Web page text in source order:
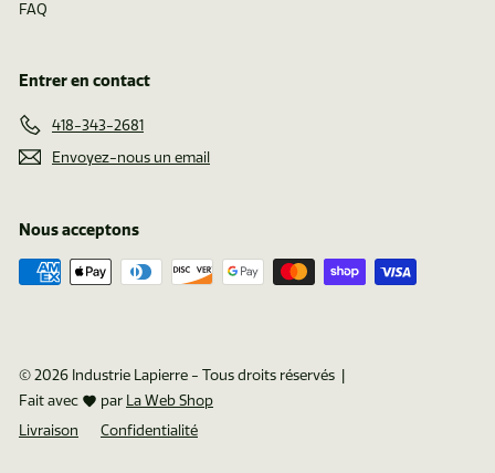
FAQ
Entrer en contact
418-343-2681
Envoyez-nous un email
Nous acceptons
© 2026 Industrie Lapierre - Tous droits réservés |
Fait avec
par La Web Shop
Livraison
Confidentialité